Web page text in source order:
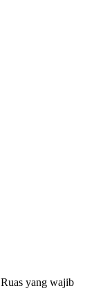
Ruas yang wajib